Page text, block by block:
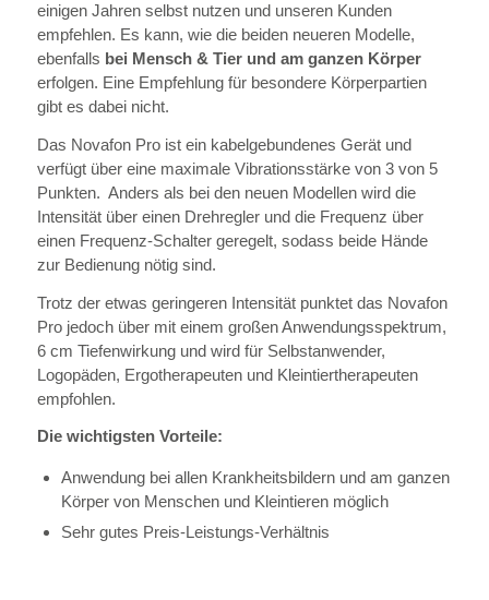
einigen Jahren selbst nutzen und unseren Kunden
empfehlen. Es kann, wie die beiden neueren Modelle,
ebenfalls bei Mensch & Tier und am ganzen Körper
erfolgen. Eine Empfehlung für besondere Körperpartien
gibt es dabei nicht.
Das Novafon Pro ist ein kabelgebundenes Gerät und
verfügt über eine maximale Vibrationsstärke von 3 von 5
Punkten. Anders als bei den neuen Modellen wird die
Intensität über einen Drehregler und die Frequenz über
einen Frequenz-Schalter geregelt, sodass beide Hände
zur Bedienung nötig sind.
Trotz der etwas geringeren Intensität punktet das Novafon
Pro jedoch über mit einem großen Anwendungsspektrum,
6 cm Tiefenwirkung und wird für Selbstanwender,
Logopäden, Ergotherapeuten und Kleintiertherapeuten
empfohlen.
Die wichtigsten Vorteile:
Anwendung bei allen Krankheitsbildern und am ganzen
Körper von Menschen und Kleintieren möglich
Sehr gutes Preis-Leistungs-Verhältnis